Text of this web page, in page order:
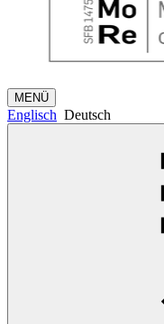
MENÜ
Englisch Deutsch